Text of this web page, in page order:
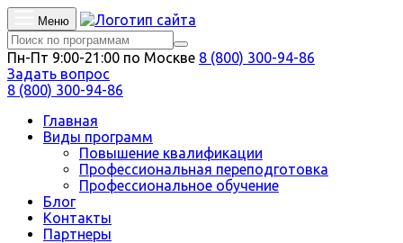
Меню
Пн-Пт 9:00-21:00 по Москве 8 (800) 300-94-86
Задать вопрос
8 (800) 300-94-86
Главная
Виды программ
Повышение квалификации
Профессиональная переподготовка
Профессиональное обучение
Блог
Контакты
Партнеры